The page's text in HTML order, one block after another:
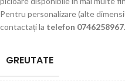
Pentru personalizare (alte
contactați la telefon 0746258967.
GREUTATE